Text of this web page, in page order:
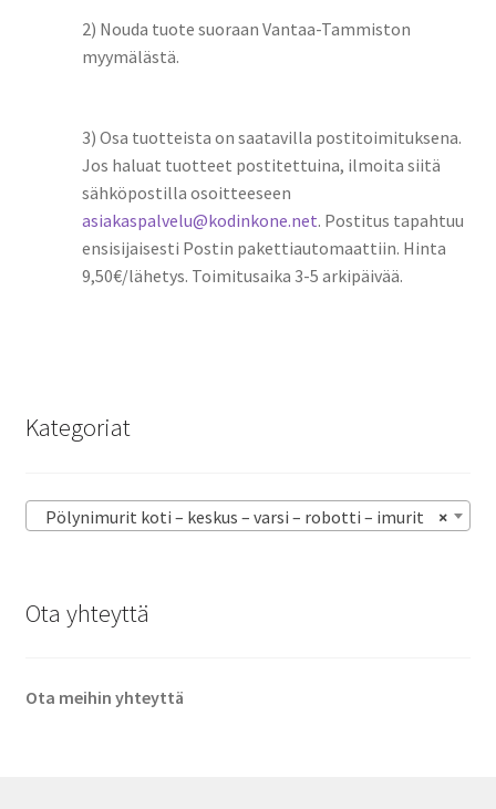
2) Nouda tuote suoraan Vantaa-Tammiston
myymälästä.
3) Osa tuotteista on saatavilla postitoimituksena.
Jos haluat tuotteet postitettuina, ilmoita siitä
sähköpostilla osoitteeseen
asiakaspalvelu@kodinkone.net. Postitus tapahtuu
ensisijaisesti Postin pakettiautomaattiin. Hinta
9,50€/lähetys. Toimitusaika 3-5 arkipäivää.
Kategoriat
×
Pölynimurit koti – keskus – varsi – robotti – imurit
Ota yhteyttä
Ota meihin yhteyttä